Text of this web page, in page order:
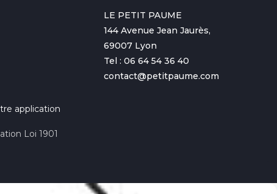
application
LE PETIT PAUME
144 Avenue Jean Jaurès,
69007 Lyon
Tel : 06 64 54 36 40
contact@petitpaume.com
Loi 1901